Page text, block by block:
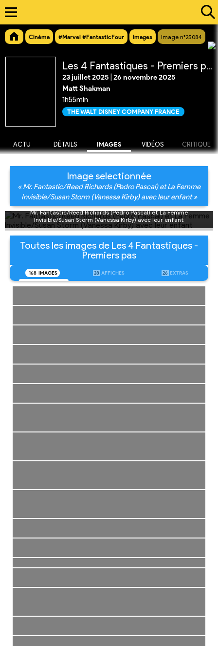
Cinéma #Marvel #FantasticFour Images Image n°25084
Les 4 Fantastiques - Premiers pas
23 juillet 2025 26 novembre 2025
Matt Shakman
1h55min
THE WALT DISNEY COMPANY FRANCE
ACTU DÉTAILS IMAGES VIDÉOS CRITIQUE
Image selectionnée
« Mr. Fantastic/Reed Richards (Pedro Pascal) et La Femme
Invisible/Susan Storm (Vanessa Kirby) avec leur enfant »
Mr. Fantastic/Reed Richards (Pedro Pascal) et La Femme
Invisible/Susan Storm (Vanessa Kirby) avec leur enfant
Toutes les images de Les 4 Fantastiques -
Premiers pas
168 IMAGES 28 AFFICHES 26 EXTRAS